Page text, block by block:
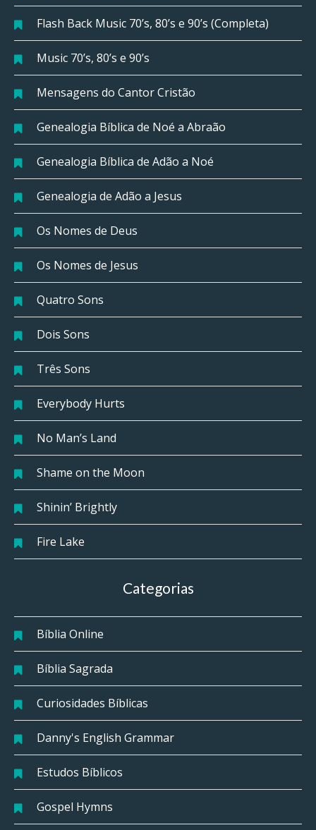
Flash Back Music 70’s, 80’s e 90’s (Completa)
Music 70’s, 80’s e 90’s
Mensagens do Cantor Cristão
Genealogia Bíblica de Noé a Abraão
Genealogia Bíblica de Adão a Noé
Genealogia de Adão a Jesus
Os Nomes de Deus
Os Nomes de Jesus
Quatro Sons
Dois Sons
Três Sons
Everybody Hurts
No Man’s Land
Shame on the Moon
Shinin’ Brightly
Fire Lake
Categorias
Bíblia Online
Bíblia Sagrada
Curiosidades Bíblicas
Danny's English Grammar
Estudos Bíblicos
Gospel Hymns